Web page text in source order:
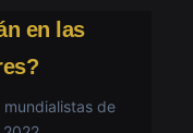
en las
de